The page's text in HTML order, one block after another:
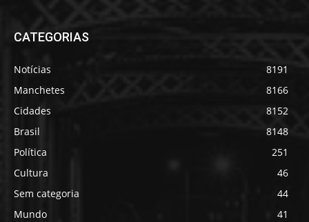
CATEGORIAS
Notícias
8191
Manchetes
8166
Cidades
8152
Brasil
8148
Política
251
Cultura
46
Sem categoria
44
Mundo
41